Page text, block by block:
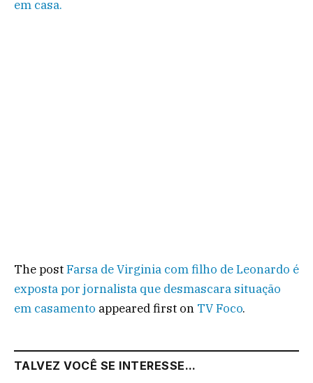
em casa.
The postFarsa de Virginia com filho de Leonardo é
exposta por jornalista que desmascara situação
em casamento appeared first on TV Foco.
TALVEZ VOCÊ SE INTERESSE...